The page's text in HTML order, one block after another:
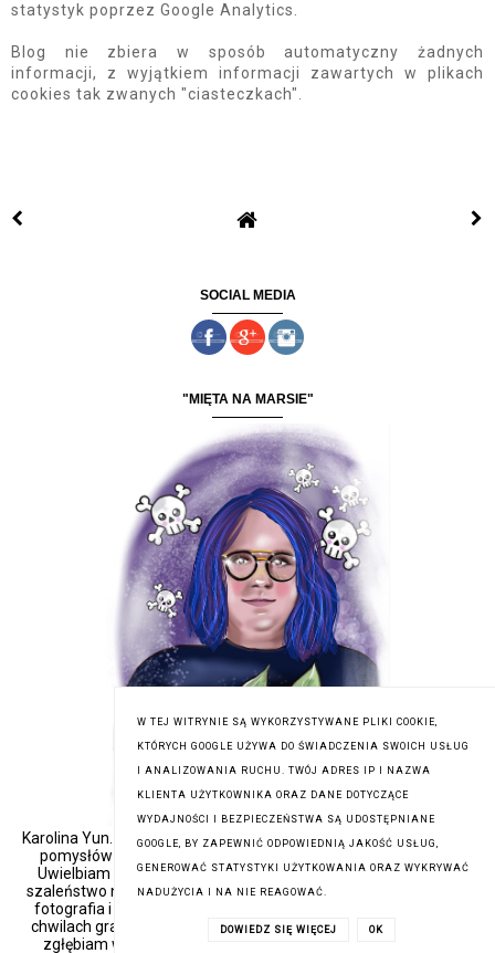
statystyk poprzez Google Analytics.
Blog nie zbiera w sposób automatyczny żadnych
informacji, z wyjątkiem informacji zawartych w plikach
cookies tak zwanych "ciasteczkach".
SOCIAL MEDIA
"MIĘTA NA MARSIE"
Karolina Yun. Mama Jagody. Żona Koreańczyka. Ślązaczka.Milion
pomysłów na minutę i niekończąca się energia to właśnie ja!
Uwielbiam kolor miętowy i czarny, długie wieczory z książką i
szaleństwo na tle szarej rzeczywistości. Koreańska pielęgnacja,
fotografia i zjawiska paranormalne nie są mi obce. W wolnych
chwilach gram w gry, układam puzzle, słucham heavy metalu i
zgłębiam wiedzę z zakresu kryminalistyki. Z wykształcenia
W TEJ WITRYNIE SĄ WYKORZYSTYWANE PLIKI COOKIE,
KTÓRYCH GOOGLE UŻYWA DO ŚWIADCZENIA SWOICH USŁUG
I ANALIZOWANIA RUCHU. TWÓJ ADRES IP I NAZWA
KLIENTA UŻYTKOWNIKA ORAZ DANE DOTYCZĄCE
WYDAJNOŚCI I BEZPIECZEŃSTWA SĄ UDOSTĘPNIANE
GOOGLE, BY ZAPEWNIĆ ODPOWIEDNIĄ JAKOŚĆ USŁUG,
GENEROWAĆ STATYSTYKI UŻYTKOWANIA ORAZ WYKRYWAĆ
NADUŻYCIA I NA NIE REAGOWAĆ.
DOWIEDZ SIĘ WIĘCEJ OK